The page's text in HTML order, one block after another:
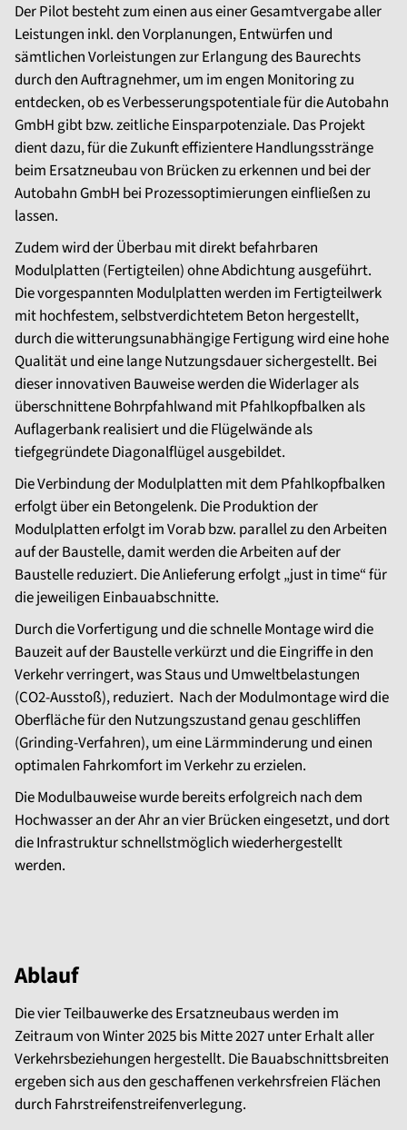
Der Pilot besteht zum einen aus einer Gesamtvergabe aller
Leistungen inkl. den Vorplanungen, Entwürfen und
sämtlichen Vorleistungen zur Erlangung des Baurechts
durch den Auftragnehmer, um im engen Monitoring zu
entdecken, ob es Verbesserungspotentiale für die Autobahn
GmbH gibt bzw. zeitliche Einsparpotenziale. Das Projekt
dient dazu, für die Zukunft effizientere Handlungsstränge
beim Ersatzneubau von Brücken zu erkennen und bei der
Autobahn GmbH bei Prozessoptimierungen einfließen zu
lassen.
Zudem wird der Überbau mit direkt befahrbaren
Modulplatten (Fertigteilen) ohne Abdichtung ausgeführt.
Die vorgespannten Modulplatten werden im Fertigteilwerk
mit hochfestem, selbstverdichtetem Beton hergestellt,
durch die witterungsunabhängige Fertigung wird eine hohe
Qualität und eine lange Nutzungsdauer sichergestellt. Bei
dieser innovativen Bauweise werden die Widerlager als
überschnittene Bohrpfahlwand mit Pfahlkopfbalken als
Auflagerbank realisiert und die Flügelwände als
tiefgegründete Diagonalflügel ausgebildet.
Die Verbindung der Modulplatten mit dem Pfahlkopfbalken
erfolgt über ein Betongelenk. Die Produktion der
Modulplatten erfolgt im Vorab bzw. parallel zu den Arbeiten
auf der Baustelle, damit werden die Arbeiten auf der
Baustelle reduziert. Die Anlieferung erfolgt „just in time“ für
die jeweiligen Einbauabschnitte.
Durch die Vorfertigung und die schnelle Montage wird die
Bauzeit auf der Baustelle verkürzt und die Eingriffe in den
Verkehr verringert, was Staus und Umweltbelastungen
(CO2-Ausstoß), reduziert. Nach der Modulmontage wird die
Oberfläche für den Nutzungszustand genau geschliffen
(Grinding-Verfahren), um eine Lärmminderung und einen
optimalen Fahrkomfort im Verkehr zu erzielen.
Die Modulbauweise wurde bereits erfolgreich nach dem
Hochwasser an der Ahr an vier Brücken eingesetzt, und dort
die Infrastruktur schnellstmöglich wiederhergestellt
werden.
Ablauf
Die vier Teilbauwerke des Ersatzneubaus werden im
Zeitraum von Winter 2025 bis Mitte 2027 unter Erhalt aller
Verkehrsbeziehungen hergestellt. Die Bauabschnittsbreiten
ergeben sich aus den geschaffenen verkehrsfreien Flächen
durch Fahrstreifenstreifenverlegung.